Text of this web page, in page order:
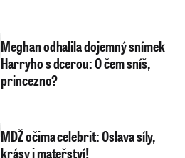
Meghan odhalila dojemný snímek
Harryho s dcerou: O čem sníš,
princezno?
MDŽ očima celebrit: Oslava síly,
krásy i mateřství!